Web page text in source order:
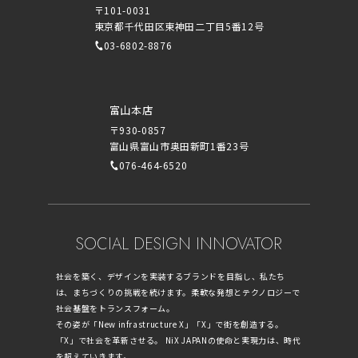
〒101-0031
東京都千代田区東神田二丁目5番12号
03-6802-8876
富山本店
〒930-0857
富山県富山市奥田新町1番23号
076-464-6520
SOCIAL DESIGN INNOVATOR
社会を築く、デザインを実装するブランドを目指し、私たち
は、まちづくりの挑戦を続けます。柔軟な発想とテクノロジーで
社会基盤をトランスフォーム。
その姿が「New infrastructure X」「X」で街を創造する。
「X」で社会を革新させる。 NiX JAPANの使命と実現力は、時代